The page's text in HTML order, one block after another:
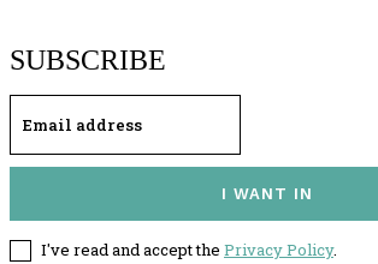
SUBSCRIBE
I WANT IN
I've read and accept the Privacy Policy.